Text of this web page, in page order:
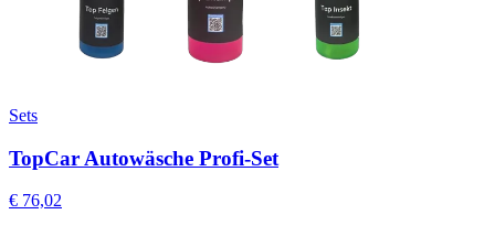
Sets
TopCar Autowäsche Profi-Set
€ 76,02